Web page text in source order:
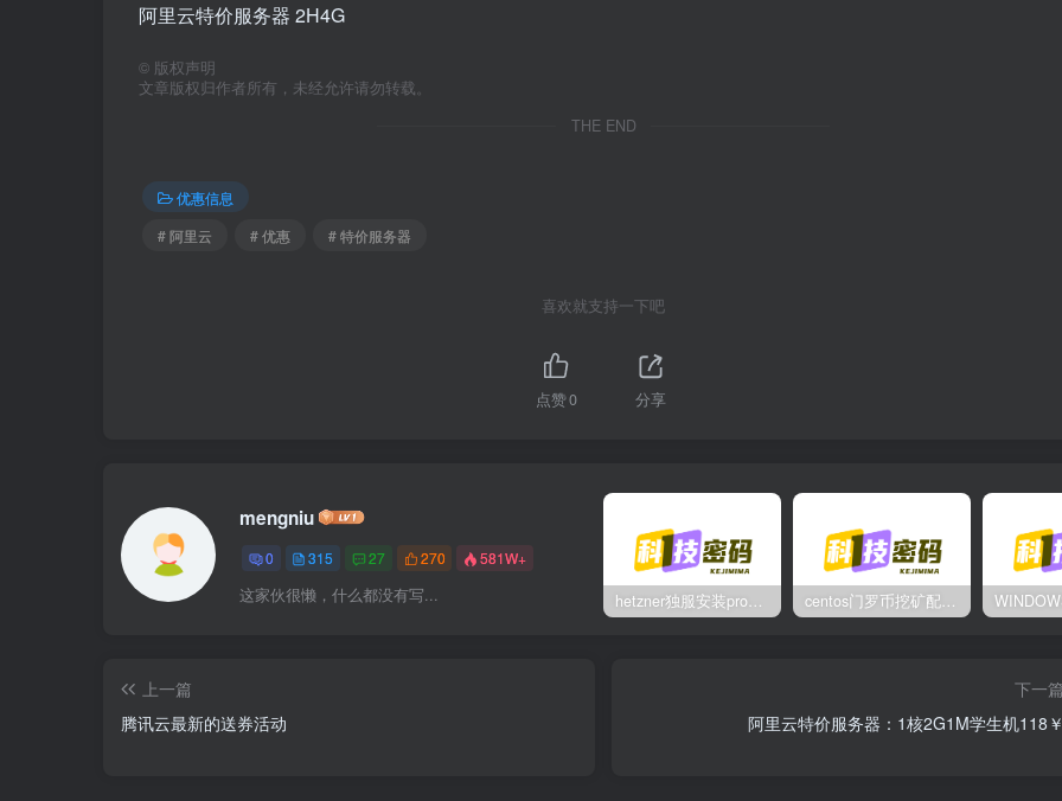
阿里云特价服务器 2H4G
© 版权声明
文章版权归作者所有，未经允许请勿转载。
THE END
优惠信息
# 阿里云
# 优惠 # 特价服务器
喜欢就支持一下吧
点赞0 分享
mengniu
0 315 27 270 581W+
这家伙很懒，什么都没有写... hetzner独服安装proxmox后，配置NAT网络（为单IP创建多个虚拟机做准备） centos门罗币挖矿配置过程
上一篇
腾讯云最新的送券活动
下一篇
阿里云特价服务器：1核2G1M学生机118